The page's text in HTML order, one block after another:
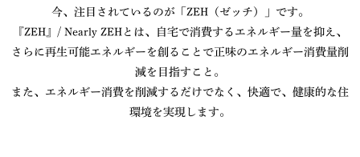
今、注目されているのが「ZEH（ゼッチ）」です。
『ZEH』/ Nearly ZEHとは、自宅で消費するエネルギー量を抑え、
さらに再生可能エネルギーを創ることで正味のエネルギー消費量削
減を目指すこと。
また、エネルギー消費を削減するだけでなく、快適で、健康的な住
環境を実現します。